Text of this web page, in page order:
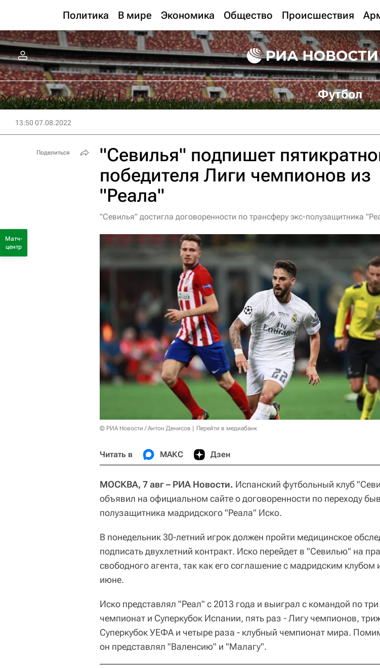
Политика В мире Экономика Общество Происшествия
Футбол
13:50 07.08.2022
"Севилья" подпишет
победителя Лиги чемпионов из
"Реала"
"Севилья" достигла договоренности по трансферу экс-полузащитника
© РИА Новости / Антон Денисов Перейти в медиабанк
Читать в МАКС Дзен
МОСКВА, 7 авг – РИА Новости. Испанский футбольный клуб
объявил на официальном сайте о договоренности по переходу
полузащитника мадридского "Реала" Иско.
В понедельник 30-летний игрок должен пройти медицинское
подписать двухлетний контракт. Иско перейдет в "Севилью" на
свободного агента, так как его соглашение с мадридским клубом
июне.
Иско представлял "Реал" с 2013 года и выиграл с командой по
чемпионат и Суперкубок Испании, пять раз - Лигу чемпионов,
Суперкубок УЕФА и четыре раза - клубный чемпионат мира.
он представлял "Валенсию" и "Малагу".
Поделиться
Матч-
центр